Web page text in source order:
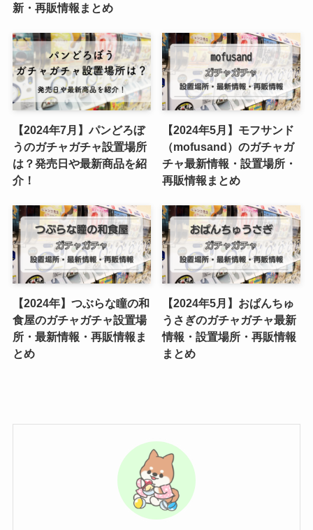
新・再販情報まとめ
【2024年7月】パンどろぼ
うのガチャガチャ設置場所
は？発売日や最新商品を紹
介！
【2024年5月】モフサンド
（mofusand）のガチャガ
チャ最新情報・設置場所・
再販情報まとめ
【2024年】つぶらな瞳の和
食屋のガチャガチャ設置場
所・最新情報・再販情報ま
とめ
【2024年5月】おぱんちゅ
うさぎのガチャガチャ最新
情報・設置場所・再販情報
まとめ